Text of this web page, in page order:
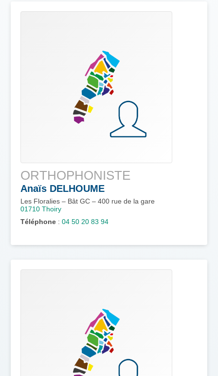
ORTHOPHONISTE
Anaïs DELHOUME
Les Floralies – Bât GC – 400 rue de la gare
01710 Thoiry
Téléphone : 04 50 20 83 94